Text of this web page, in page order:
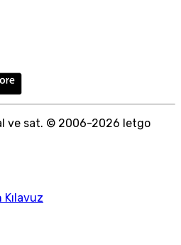
ve sat. © 2006-2026 letgo